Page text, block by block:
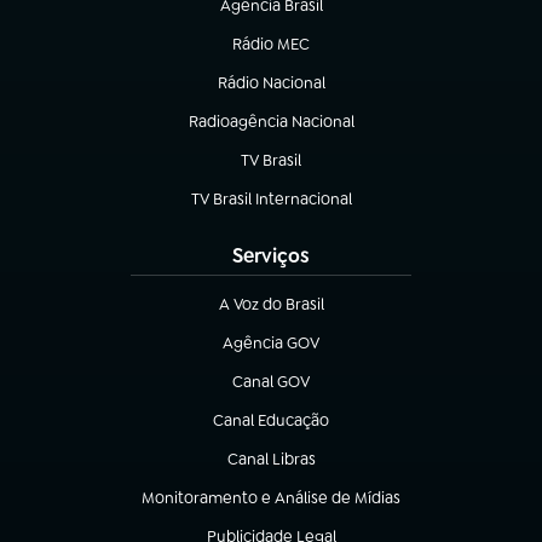
Agência Brasil
(abre em nova aba)
Rádio MEC
(abre em nova aba)
Rádio Nacional
Radioagência Nacional
(abre em nova aba)
TV Brasil
(abre em nova aba)
TV Brasil Internacional
(abre em nova aba)
Serviços
A Voz do Brasil
(abre em nova aba)
Agência GOV
(abre em nova aba)
Canal GOV
(abre em nova aba)
Canal Educação
(abre em nova aba)
Canal Libras
(abre em nova aba)
Monitoramento e Análise de Mídias
(abre em nova aba)
Publicidade Legal